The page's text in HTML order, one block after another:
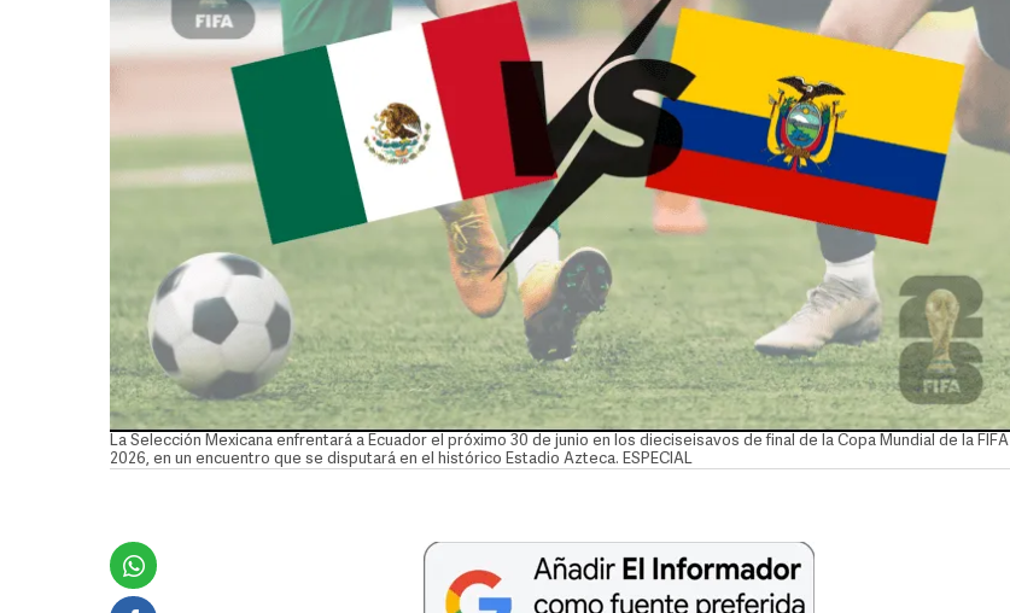
La Selección Mexicana enfrentará a Ecuador el próximo 30 de junio en los dieciseisavos de final de la Copa Mundial de la FIFA
2026, en un encuentro que se disputará en el histórico Estadio Azteca. ESPECIAL